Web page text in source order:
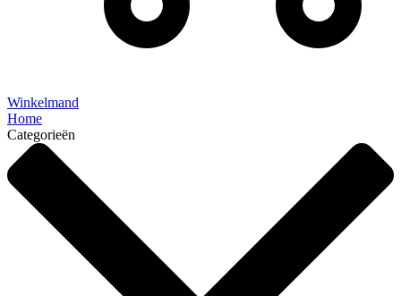
Winkelmand
Home
Categorieën